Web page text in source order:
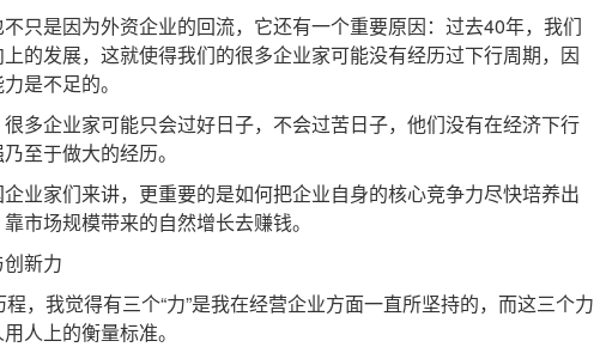
是因为外资企业的回流，它还有一个重要原因：过去40年，我们
的发展，这就使得我们的很多企业家可能没有经历过下行周期，因
是不足的。
企业家可能只会过好日子，不会过苦日子，他们没有在经济下行
至于做大的经历。
家们来讲，更重要的是如何把企业自身的核心竞争力尽快培养出
市场规模带来的自然增长去赚钱。
新力
我觉得有三个“力”是我在经营企业方面一直所坚持的，而这三个力
人上的衡量标准。